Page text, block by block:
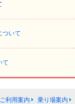
ついて
て
ご利用案内 乗り場案内